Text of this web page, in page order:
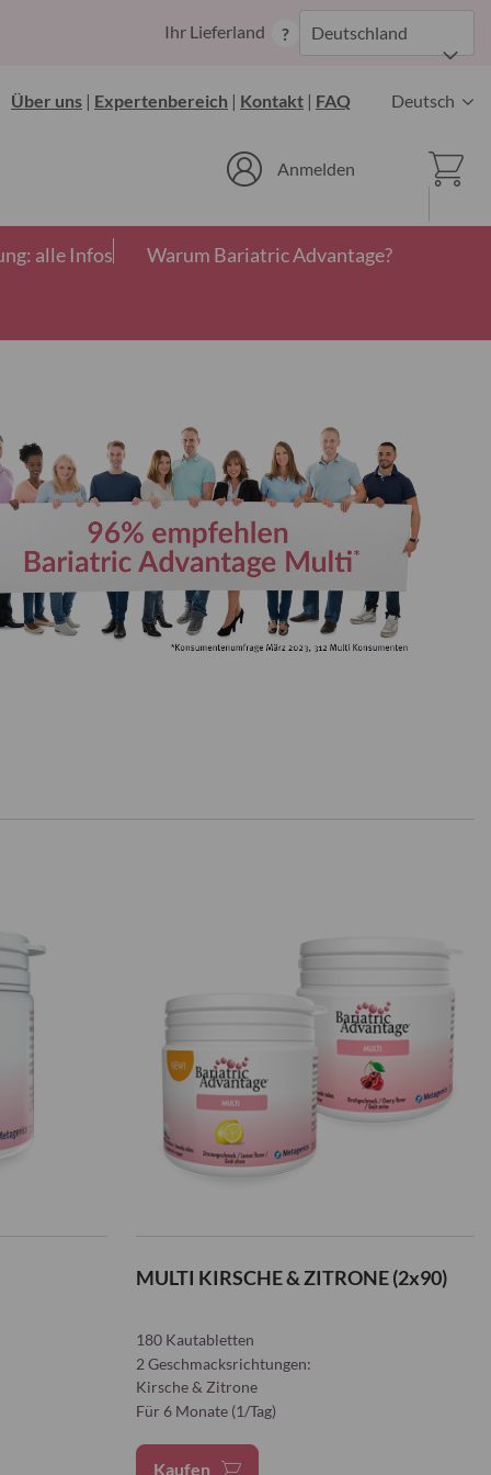
Zum
Ihr Lieferland ? Deutschland
Über uns | Expertenbereich | Kontakt | FAQ Sprache
Deutsch
Anmelden
alle Infos Warum Bariatric Advantage?
MULTI KIRSCHE & ZITRONE (2x90)
180 Kautabletten
2 Geschmacksrichtungen:
Kirsche & Zitrone
Für 6 Monate (1/Tag)
Kaufen